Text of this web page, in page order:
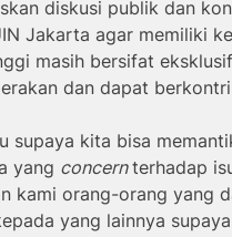
diskusi publik dan
Jakarta agar memiliki
masih bersifat
dan dapat
supaya kita bisa
yang concernterhadap
kami orang-orang yang
yang lainnya